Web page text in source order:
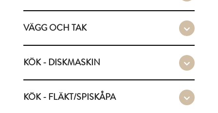
VÄGG OCH TAK
KÖK - DISKMASKIN
KÖK - FLÄKT/SPISKÅPA